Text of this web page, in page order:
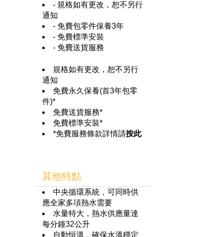
- 規格如有更改，恕不另行
通知
- 免費包零件保養3年
- 免費標準安裝
- 免費送貨服務
規格如有更改，恕不另行
通知
免費永久保養(首3年包零
件)*
免費送貨服務*
免費標準安裝*
*免費服務條款詳情請按此
其他特點
中央循環系統，可同時供
應全家多項熱水需要
水量特大，熱水供應量達
每分鐘32公升
自動恒溫，確保水溫穩定